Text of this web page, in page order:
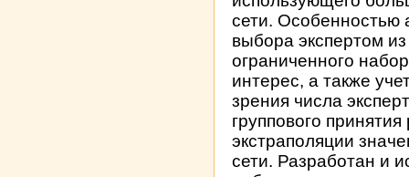
сети. Особенностью
выбора экспертом
ограниченного
интерес, а также
зрения числа
группового
экстраполяции
сети. Разработан и